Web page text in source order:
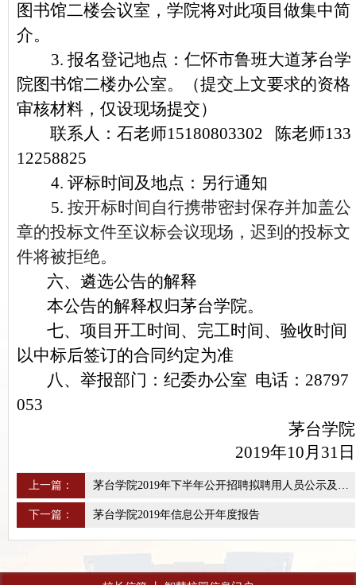
图书馆二楼会议室，学院将对此项目做集中简
介。
3. 报名登记地点：仁怀市鲁班大道茅台学
院图书馆二楼办公室。（提交上文要求的资格
审核材料，仅设现场提交）
联系人：石老师15180803302 陈老师133
12258825
4. 评标时间及地点：另行通知
5. 按开标时间自行携带密封保存并加盖公
章的投标文件至议标会议现场，迟到的投标文
件将被拒绝。
六、 遴选公告的解释
本公告的解释权归茅台学院。
七、项目开工时间、完工时间、验收时间
以中标后签订的合同约定为准
八、 举报部门：纪委办公室 电话：28797
053
茅台学院
2019年10月31日
上一篇： 茅台学院2019年下半年公开招聘拟聘用人员公示及相关工作安排公告
下一篇： 茅台学院2019年信息公开年度报告